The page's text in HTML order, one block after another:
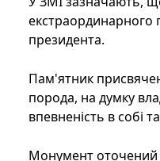
екстраординарного
президента.
Пам'ятник
порода, на думку
впевненість в собі та
Монумент оточений